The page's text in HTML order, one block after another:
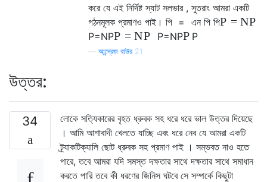
করে যে এই নির্দিষ্ট স্যাট সলভার , সুতরাং আমরা একটি
গঠনমূলক প্রমাণও পাই। পি = এন পি পিP = NP
P=NPP = NP P=NPP P
আন্দ্রেজ বাউর 21
উত্তর:
34
লোকে সত্যিকারের বৃহত ধ্রুবক সহ ধরে ধরে ভাল উত্তর দিয়েছে
। আমি আশাবাদী খেলতে যাচ্ছি এবং ধরে নেব যে আমরা একটি
ট্র্যাকটিক্যালি ছোট ধ্রুবক সহ প্রমাণ পাই । সম্ভবত নাও হতে
পারে, তবে আমরা যদি সমস্ত দক্ষতার সাথে দক্ষতার সাথে সমাধান
করতে পারি তবে কী ধরণের জিনিস ঘটবে সে সম্পর্কে কিছুটা